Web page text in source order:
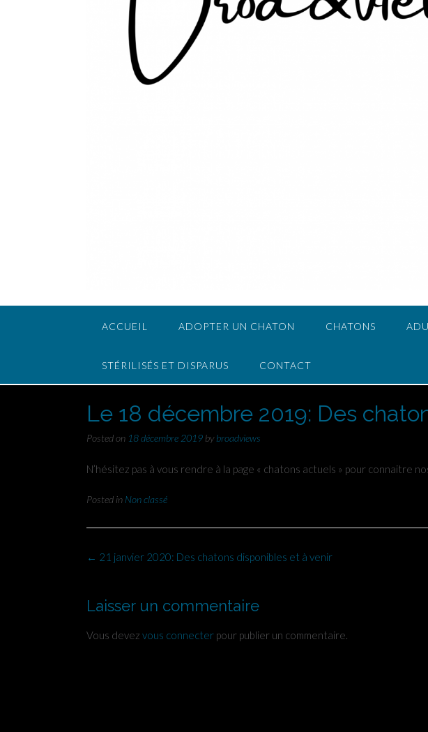
ACCUEIL ADOPTER UN CHATON CHATONS
STÉRILISÉS ET DISPARUS CONTACT
Le 18 décembre 2019: Des
Posted on 18 décembre 2019 bybroadviews
N’hésitez pas à vous rendre à la page « chatons actuels » pour connaitre
Posted in Non classé
Post
← 21 janvier 2020: Des chatons disponibles et à venir
Laisser un commentaire
Vous devez vous connecter pour publier un commentaire.